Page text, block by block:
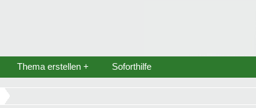
Thema erstellen + Soforthilfe